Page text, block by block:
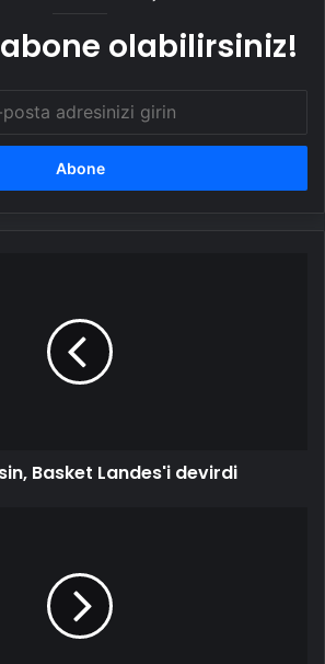
olabilirsiniz!
Basket Landes'i devirdi